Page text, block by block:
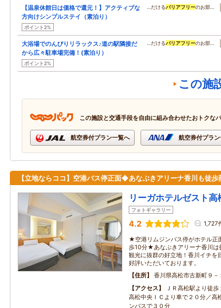
【温泉休館日は価格で還元！】アクティブな
方向けシンプルステイ（素泊り）
ポイント2%
…だけるバリアフリーのお部…
大浴場でのんびりリラックス♪道の駅隣接だ
から広々駐車場完備！(素泊り）
ポイント2%
…だけるバリアフリーのお部…
この施
この施設と交通手段を自由に組み合わせたおトクな
航空券付プラン一覧へ 航空券付プラ
【立地ならココ】空港バス停正面◆あなぶきアリーナ香川も徒歩
リーガホテルゼスト高
フォトギャラリー
4.2 1,727
★空港リムジンバス停がホテル
歩10分★あなぶきアリーナ香川
観光に抜群の好立地！香川イチを
好評いただいております。
住所
香川県高松市古新町９－
アクセス
ＪＲ高松駅より徒
高松中央ＩＣより車で２０分／高
ンバスで３０分